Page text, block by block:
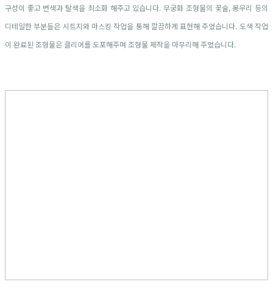
구성이 좋고 변색과 탈색을 최소화 해주고 있습니다. 무궁화 조형물의 꽃술, 봉우리 등의
디테일한 부분들은 시트지와 마스킹 작업을 통해 깔끔하게 표현해 주었습니다. 도색 작업
이 완료된 조형물은 클리어를 도포해주며 조형물 제작을 마무리해 주었습니다.